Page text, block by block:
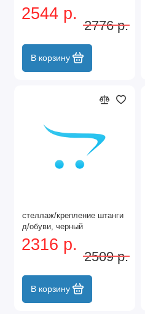
2544 р.
2776 р.
В корзину
стеллаж/крепление штанги
д/обуви, черный
2316 р.
2509 р.
В корзину